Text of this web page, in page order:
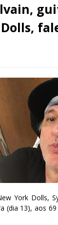
York Dolls,
(dia 13), aos